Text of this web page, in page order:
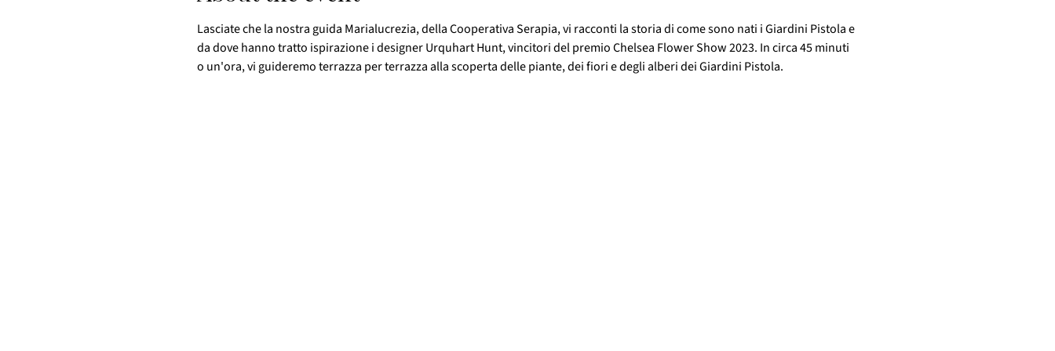
Lasciate che la nostra guida Marialucrezia, della Cooperativa Serapia, vi racconti la storia di come sono nati i Giardini Pistola e
da dove hanno tratto ispirazione i designer Urquhart Hunt, vincitori del premio Chelsea Flower Show 2023. In circa 45 minuti
o un'ora, vi guideremo terrazza per terrazza alla scoperta delle piante, dei fiori e degli alberi dei Giardini Pistola.